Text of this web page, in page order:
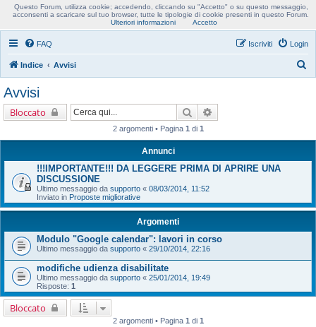
Usobollo forum
FAQ Login
Iscriviti
Indice Avvisi
Avvisi
Bloccato Cerca
2 argomenti • Pagina 1 di 1
Annunci
!!!IMPORTANTE!!! DA LEGGERE PRIMA DI APRIRE UNA
DISCUSSIONE
Ultimo messaggio da supporto « 08/03/2014, 11:52
Inviato in Proposte migliorative
Argomenti
Modulo "Google calendar": lavori in corso
Ultimo messaggio da supporto « 29/10/2014, 22:16
modifiche udienza disabilitate
Ultimo messaggio da supporto « 25/01/2014, 19:49
Risposte: 1
Bloccato
2 argomenti • Pagina 1 di 1
Questo Forum, utilizza cookie; accedendo, cliccando su "Accetto" o su questo messaggio,
acconsenti a scaricare sul tuo browser, tutte le tipologie di cookie presenti in questo Forum.
Ulteriori informazioni
Accetto